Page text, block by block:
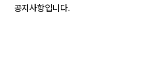
공지사항입니다.